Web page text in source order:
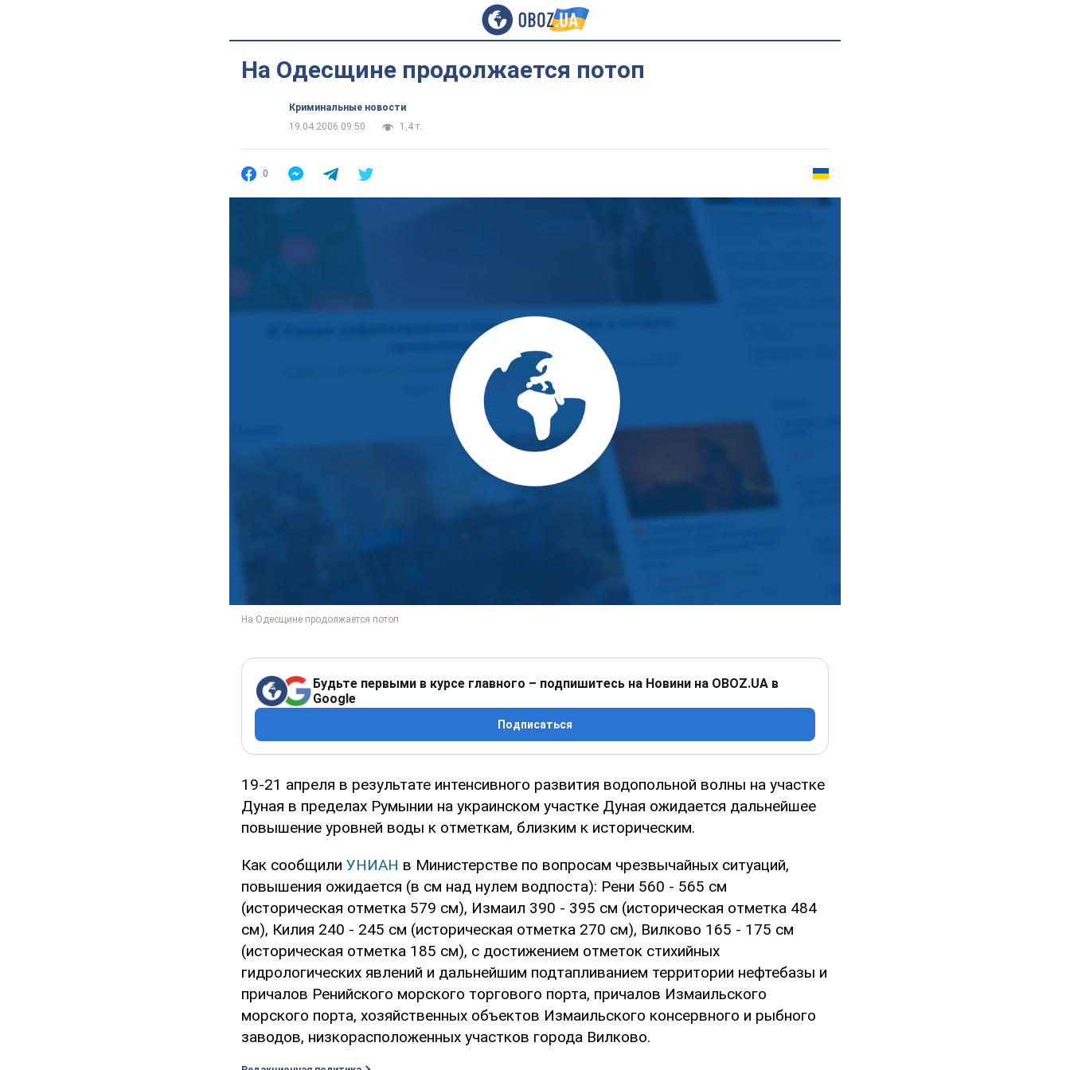
На Одесщине продолжается потоп
Криминальные новости
19.04.2006 09:50
1,4 т.
0
Будьте первыми в курсе главного – подпишитесь на Новини на OBOZ.UA в
Google
Подписаться
19-21 апреля в результате интенсивного развития водопольной волны на участке
Дуная в пределах Румынии на украинском участке Дуная ожидается дальнейшее
повышение уровней воды к отметкам, близким к историческим.
Как сообщили УНИАН в Министерстве по вопросам чрезвычайных ситуаций,
повышения ожидается (в см над нулем водпоста): Рени 560 - 565 см
(историческая отметка 579 см), Измаил 390 - 395 см (историческая отметка 484
см), Килия 240 - 245 см (историческая отметка 270 см), Вилково 165 - 175 см
(историческая отметка 185 см), с достижением отметок стихийных
гидрологических явлений и дальнейшим подтапливанием территории нефтебазы и
причалов Ренийского морского торгового порта, причалов Измаильского
морского порта, хозяйственных объектов Измаильского консервного и рыбного
заводов, низкорасположенных участков города Вилково.